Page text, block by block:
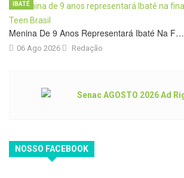
Menina De 9 Anos Representará Ibaté Na F…
06 Ago 2026
IBATÉ
Redação
NOSSO FACEBOOK